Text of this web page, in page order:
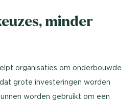
minder
organisaties om onderbouwde
grote investeringen worden
worden gebruikt om een